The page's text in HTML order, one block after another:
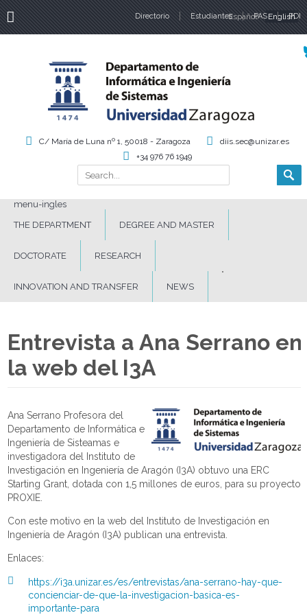
Directorio Estudiantes PAS PDI
Español English
Search form
Search
C/ María de Luna nº 1, 50018 - Zaragoza
diis.sec@unizar.es
+34 976 76 1949
menu-ingles
THE DEPARTMENT
DEGREE AND MASTER
DOCTORATE RESEARCH
INNOVATION AND TRANSFER NEWS
Entrevista a Ana Serrano en
la web del I3A
Ana Serrano Profesora del
Departamento de Informática e
Ingeniería de Sisteamas e
investigadora del Instituto de
Investigación en Ingeniería de Aragón (I3A) obtuvo una ERC
Starting Grant, dotada con 1,5 millones de euros, para su proyecto
PROXIE.
Con este motivo en la web del Instituto de Investigación en
Ingeniería de Aragón (I3A) publican una entrevista.
Enlaces:
https://i3a.unizar.es/es/entrevistas/ana-serrano-hay-que-
concienciar-de-que-la-investigacion-basica-es-
importante-para